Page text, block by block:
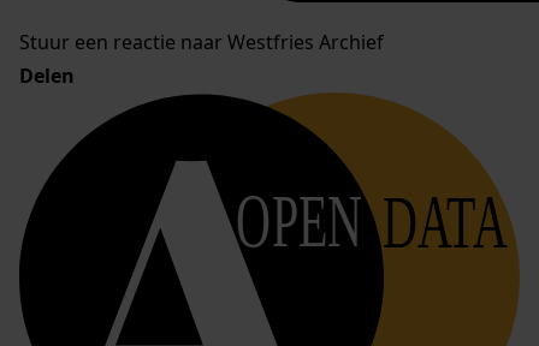
Stuur een reactie naar Westfries Archief
Delen
OPEN DATA